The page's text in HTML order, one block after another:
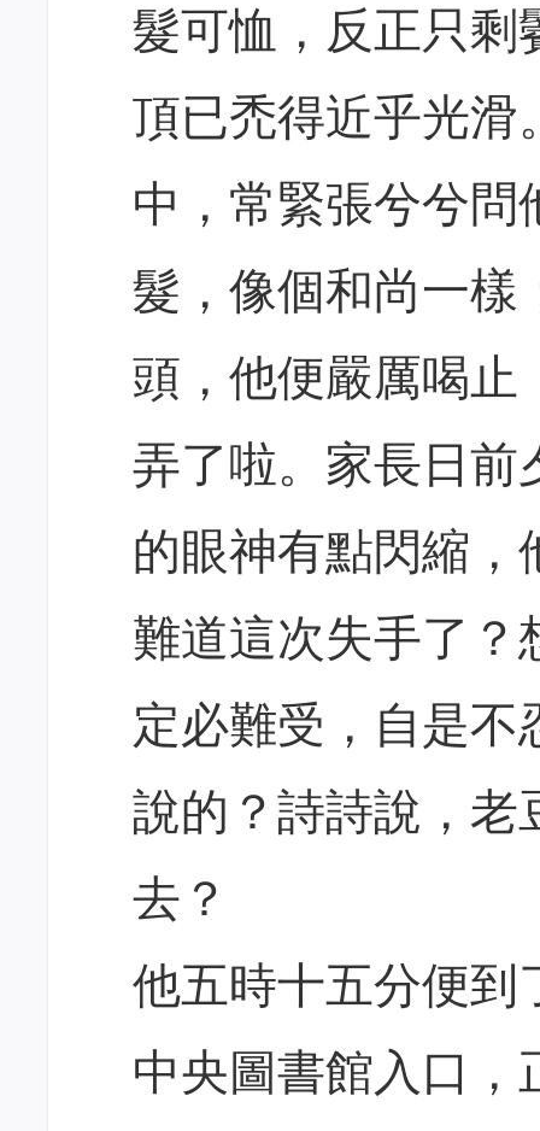
髮可恤，反正只剩
頂已禿得近乎光滑
中，常緊張兮兮問
髮，像個和尚一樣
頭，他便嚴厲喝止
弄了啦。家長日前
的眼神有點閃縮，
難道這次失手了？
定必難受，自是不
說的？詩詩說，老
去？
他五時十五分便到
中央圖書館入口，